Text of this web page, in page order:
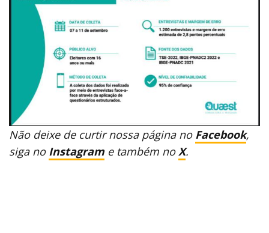
Não deixe de curtir nossa página no Facebook,
siga no Instagram e também noX.